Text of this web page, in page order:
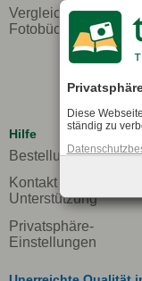
Vergleichen Sie
Fotobücher
Hilfe
Bestellung verfolgen
Kontakt und
Unterstützung
Privatsphäre-
Einstellungen
Diese
ständig zu